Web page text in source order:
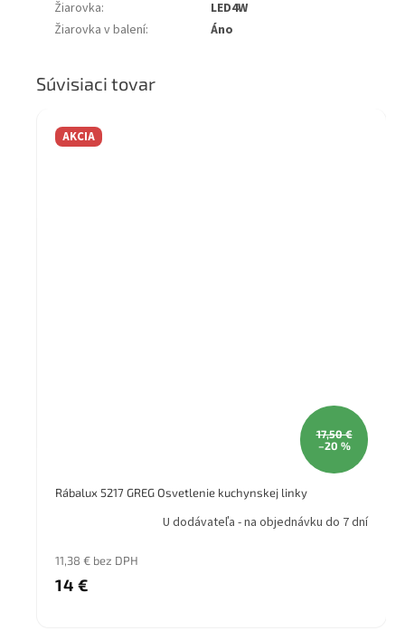
Žiarovka:
LED4W
Žiarovka v balení: Áno
Súvisiaci tovar
AKCIA
17,50 €
–20 %
Rábalux 5217 GREG Osvetlenie kuchynskej linky
U dodávateľa - na objednávku do 7 dní
11,38 € bez DPH
14 €